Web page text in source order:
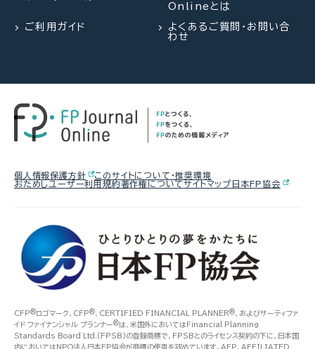
Onlineとは
ご利用ガイド
よくあるご質問・お問い合
わせ
個人情報保護方針
このサイトについて・推奨環境
おためしユーザー利用規約著作権についてサイトマップ 日本FP協会
CFP®ロゴマーク、CFP® 、CERTIFIED FINANCIAL PLANNER®
、およびサーティファ
イド ファイナンシャル プランナー®は、米国外においてはFinancial Planning
Standards Board Ltd.(FPSB)の登録商標で、FPSBとのライセンス契約の下に、日本国
内においてはNPO法人日本FP協会が商標の使用を認めています。AFP、AFFILIATED